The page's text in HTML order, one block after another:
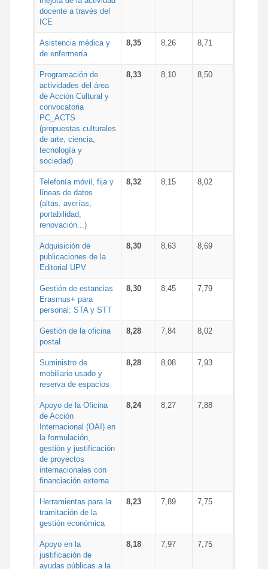
docente a través del
ICE
Asistencia médica y
de enfermería
8,35 8,26 8,71
Programación de
actividades del área
de Acción Cultural y
convocatoria
PC_ACTS
(propuestas culturales
de arte, ciencia,
tecnología y
sociedad)
8,33 8,10 8,50
Telefonía móvil, fija y
líneas de datos
(altas, averías,
portabilidad,
renovación...)
8,32 8,15 8,02
Adquisición de
publicaciones de la
Editorial UPV
8,30 8,63 8,69
Gestión de estancias
Erasmus+ para
personal: STA y STT
8,30 8,45 7,79
Gestión de la oficina
postal
8,28 7,84 8,02
Suministro de
mobiliario usado y
reserva de espacios
8,28 8,08 7,93
Apoyo de la Oficina
de Acción
Internacional (OAI) en
la formulación,
gestión y justificación
de proyectos
internacionales con
financiación externa
8,24 8,27 7,88
Herramientas para la
tramitación de la
gestión económica
8,23 7,89 7,75
Apoyo en la
justificación de
ayudas públicas a la
8,18 7,97 7,75